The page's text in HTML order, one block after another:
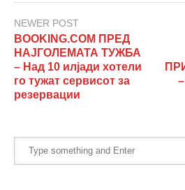
NEWER POST
BOOKING.COM ПРЕД
НАЈГОЛЕМАТА ТУЖБА
– Над 10 илјади хотели
го тужат сервисот за
резервации